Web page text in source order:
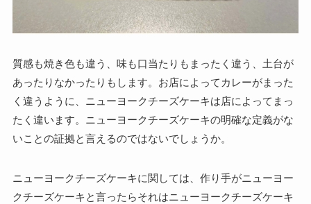
質感も焼き色も違う、味も口当たりもまったく違う、土台が
あったりなかったりもします。お店によってカレーがまった
く違うように、ニューヨークチーズケーキは店によってまっ
たく違います。ニューヨークチーズケーキの明確な定義がな
いことの証拠と言えるのではないでしょうか。
ニューヨークチーズケーキに関しては、作り手がニューヨー
クチーズケーキと言ったらそれはニューヨークチーズケーキ